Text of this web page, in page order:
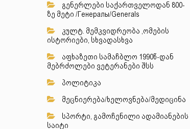
გენერლები საქართველოდან 800-
ზე მეტი /Генералы/Generals
კულტ. მემკვიდრეობა ,ომების
ისტორიები, სხვადასხვა
აფხაზეთი სამაჩბლო 1990წ-დან
მებრძოლები ვეტერანები შსს
პოლიტიკა
მეცნიერება/ხელოვნება/მედიცინა
სპორტი, გამოჩენილი ადამიანების
საიტი